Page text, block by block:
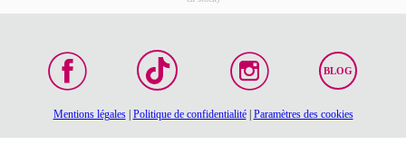
BLOG
Mentions légales| Politique de confidentialité| Paramètres des cookies